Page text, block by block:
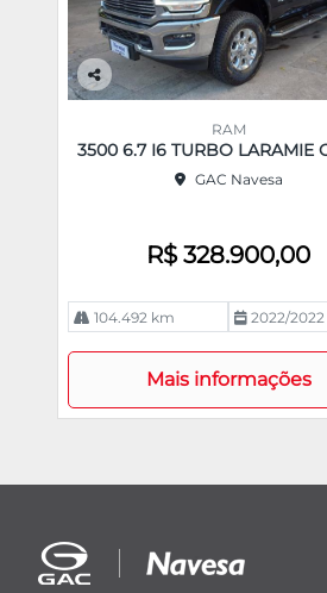
Co
pa
rtil
RAM
3500 6.7 I6 TURBO LARAMIE
GAC Navesa
R$ 328.900,00
104.492 km 2022/2022
Mais informações